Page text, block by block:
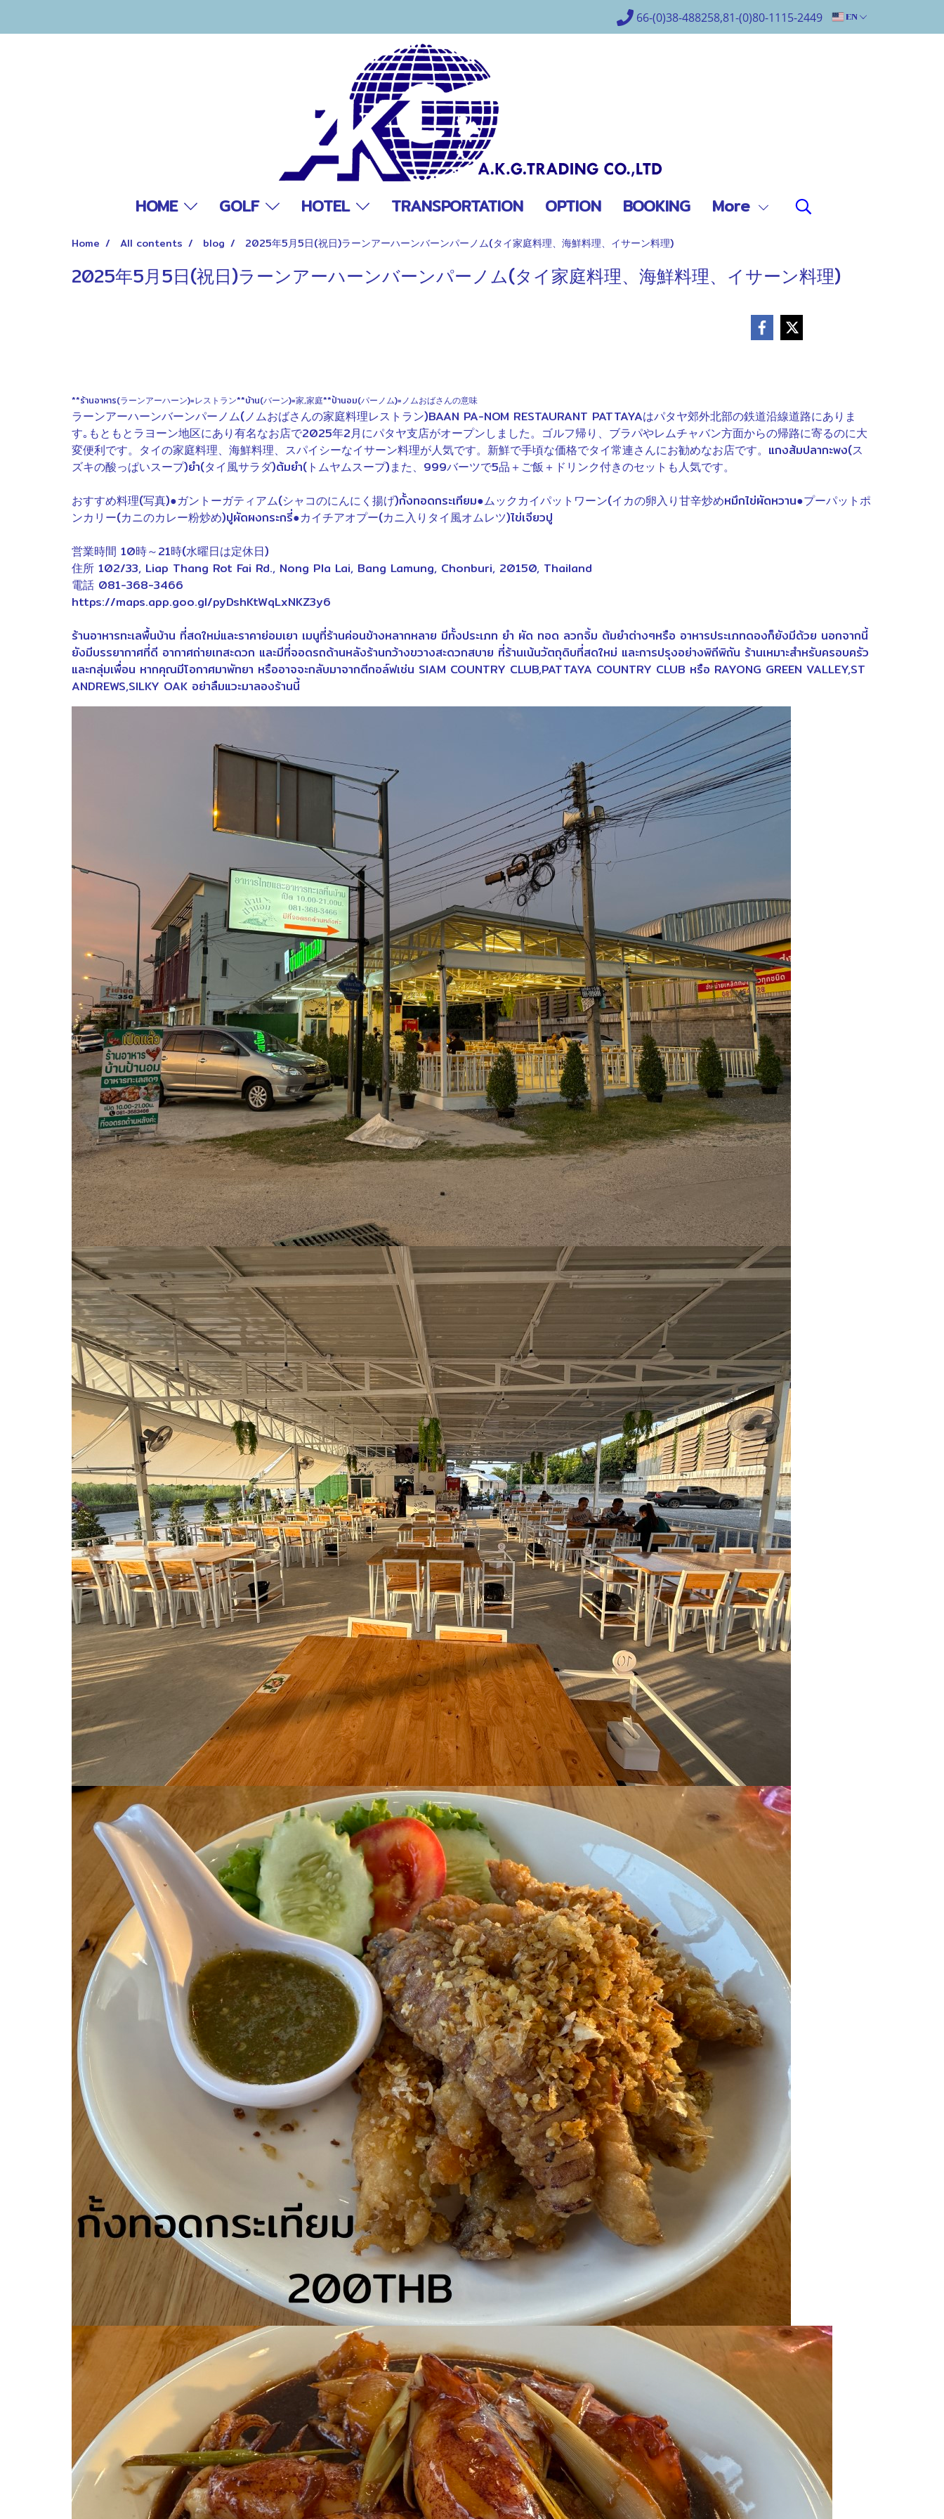
66-(0)38-488258,81-(0)80-1115-2449 EN
HOME GOLF HOTEL TRANSPORTATION OPTION BOOKING More
Home All contents blog 2025年5月5日(祝日)ラーンアーハーンバーンパーノム(タイ家庭料理、海鮮料理、イサーン料理)
2025年5月5日(祝日)ラーンアーハーンバーンパーノム(タイ家庭料理、海鮮料理、イサーン料理)
**ร้านอาหาร(ラーンアーハーン)=レストラン**บ้าน(バーン)=家,家庭**ป้านอม(パーノム)=ノムおばさんの意味
ラーンアーハーンバーンパーノム(ノムおばさんの家庭料理レストラン)BAAN PA-NOM RESTAURANT PATTAYAはパタヤ郊外北部の鉄道沿線道路にありま
す｡もともとラヨーン地区にあり有名なお店で2025年2月にパタヤ支店がオープンしました。ゴルフ帰り、ブラパやレムチャバン方面からの帰路に寄るのに大
変便利です。タイの家庭料理、海鮮料理、スパイシーなイサーン料理が人気です。新鮮で手頃な価格でタイ常連さんにお勧めなお店です。แกงส้มปลากะพง(ス
ズキの酸っぱいスープ)ยำ(タイ風サラダ)ต้มยำ(トムヤムスープ)また、999バーツで5品＋ご飯＋ドリンク付きのセットも人気です。
おすすめ料理(写真)●ガントーガティアム(シャコのにんにく揚げ)กั้งทอดกระเทียม●ムックカイパットワーン(イカの卵入り甘辛炒めหมึกไข่ผัดหวาน●プーパットポ
ンカリー(カニのカレー粉炒め)ปูผัดผงกระกรี่●カイチアオプー(カニ入りタイ風オムレツ)ไข่เจียวปู
営業時間 10時～21時(水曜日は定休日)
住所 102/33, Liap Thang Rot Fai Rd., Nong Pla Lai, Bang Lamung, Chonburi, 20150, Thailand
電話 081-368-3466
https://maps.app.goo.gl/pyDshKtWqLxNKZ3y6
ร้านอาหารทะเลพื้นบ้าน ที่สดใหม่และราคาย่อมเยา เมนูที่ร้านค่อนข้างหลากหลาย มีทั้งประเภท ยำ ผัด ทอด ลวกจิ้ม ต้มยำต่างๆหรือ อาหารประเภทดองก็ยังมีด้วย นอกจากนี้
ยังมีบรรยากาศที่ดี อากาศถ่ายเทสะดวก และมีที่จอดรถด้านหลังร้านกว้างขวางสะดวกสบาย ที่ร้านเน้นวัตถุดิบที่สดใหม่ และการปรุงอย่างพิถีพิถัน ร้านเหมาะสำหรับครอบครัว
และกลุ่มเพื่อน หากคุณมีโอกาศมาพัทยา หรืออาจจะกลับมาจากตีกอล์ฟเช่น SIAM COUNTRY CLUB,PATTAYA COUNTRY CLUB หรือ RAYONG GREEN VALLEY,ST
ANDREWS,SILKY OAK อย่าลืมแวะมาลองร้านนี้